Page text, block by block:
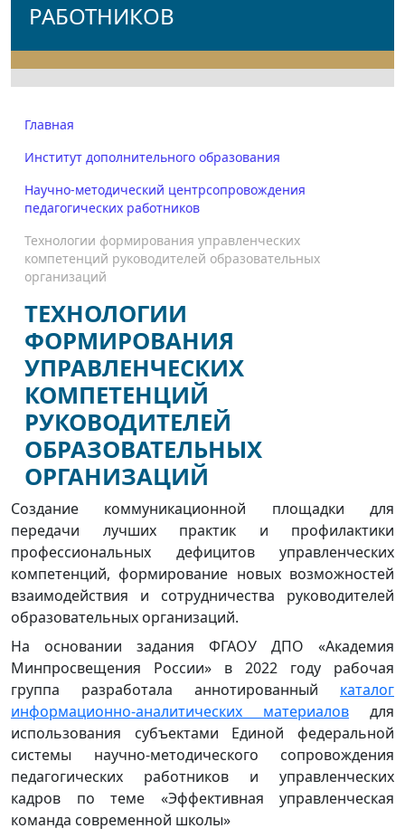
РАБОТНИКОВ
Главная
Институт дополнительного образования
Научно-методический центрсопровождения
педагогических работников
Технологии формирования управленческих
компетенций руководителей образовательных
организаций
ТЕХНОЛОГИИ
ФОРМИРОВАНИЯ
УПРАВЛЕНЧЕСКИХ
КОМПЕТЕНЦИЙ
РУКОВОДИТЕЛЕЙ
ОБРАЗОВАТЕЛЬНЫХ
ОРГАНИЗАЦИЙ
Создание коммуникационной площадки для
передачи лучших практик и профилактики
профессиональных дефицитов управленческих
компетенций, формирование новых возможностей
взаимодействия и сотрудничества руководителей
образовательных организаций.
На основании задания ФГАОУ ДПО «Академия
Минпросвещения России» в 2022 году рабочая
группа разработала аннотированный каталог
информационно-аналитических материалов для
использования субъектами Единой федеральной
системы научно-методического сопровождения
педагогических работников и управленческих
кадров по теме «Эффективная управленческая
команда современной школы»